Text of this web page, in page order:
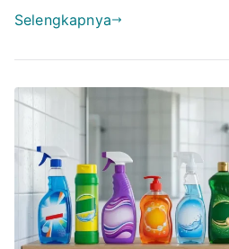
Selengkapnya